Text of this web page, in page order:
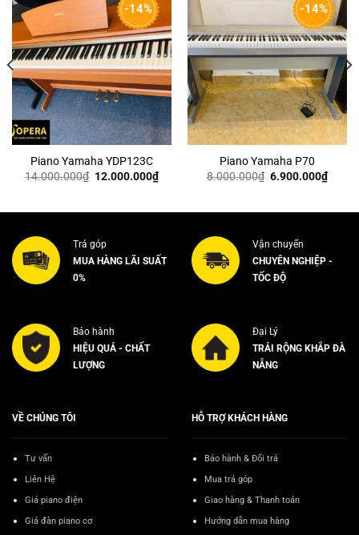
-14%
Piano Yamaha YDP123C
14.000.000₫ Giá
12.000.000₫Giá
hiện
-14%
Piano Yamaha P70
8.000.000₫ Giá
6.900.000₫Giá
hiện
Trả góp
MUA HÀNG LÃI SUẤT
0%
Vận chuyển
CHUYÊN NGHIỆP -
TỐC ĐỘ
Bảo hành
HIỆU QUẢ - CHẤT
LƯỢNG
Đại Lý
TRẢI RỘNG KHẮP ĐÀ
NẴNG
VỀ CHÚNG TÔI
Tư vấn
Liên Hệ
Giá piano điện
Giá đàn piano cơ
HỖ TRỢ KHÁCH HÀNG
Bảo hành & Đổi trả
Mua trả góp
Giao hàng & Thanh toán
Hướng dẫn mua hàng